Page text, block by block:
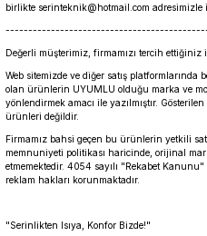
birlikte serinteknik@hotmail.com adresimizle
Değerli müşterimiz, firmamızı tercih ettiğiniz
Web sitemizde ve diğer satış platformlarında
olan ürünlerin UYUMLU olduğu marka ve
yönlendirmek amacı ile yazılmıştır.
ürünleri değildir.
Firmamız bahsi geçen bu ürünlerin yetkili
memnuniyeti politikası haricinde, orijinal
etmemektedir. 4054 sayılı "Rekabet
reklam hakları korunmaktadır.
"Serinlikten Isıya, Konfor Bizde!"